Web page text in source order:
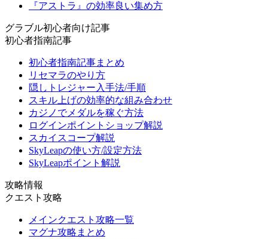
『アストラ』の効率良い集め方
グラブル初心者向け記事
初心者指南記事
初心者指南記事まとめ
リセマラのやり方
隠しトレジャー入手法/手順
スキル上げの効率的な組み合わせ
カジノでメダルを稼ぐ方法
ログインポイントショップ解説
スカイスコープ解説
SkyLeapの使い方/設定方法
SkyLeapポイント解説
攻略情報
クエスト攻略
メインクエスト攻略一覧
マグナ攻略まとめ